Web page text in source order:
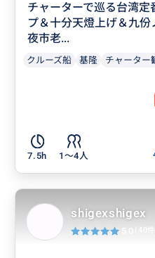
チャーターで巡る台湾
プ＆十分天燈上げ＆九
夜市老...
クルーズ船 基隆 チャーター
7.5h 1〜4人
shigexshigex
5.0 (40件)